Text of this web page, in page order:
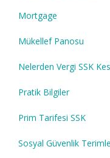
Mortgage
Mükellef Panosu
Nelerden Vergi SSK
Pratik Bilgiler
Prim Tarifesi SSK
Sosyal Güvenlik